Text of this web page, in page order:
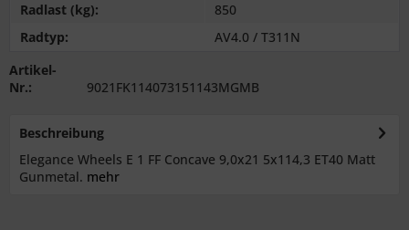
Radlast (kg):
850
Radtyp:
AV4.0 / T311N
Artikel-
Nr.:
9021FK114073151143MGMB
Beschreibung
Elegance Wheels E 1 FF Concave 9,0x21 5x114,3 ET40 Matt
Gunmetal. mehr